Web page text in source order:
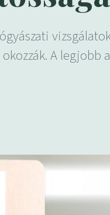
A legjobb